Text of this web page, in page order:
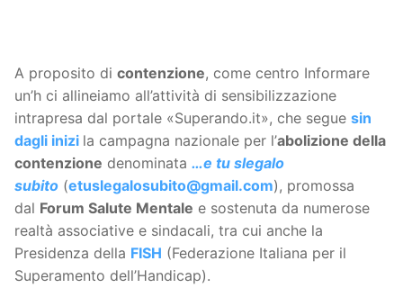
A proposito di contenzione, come centro Informare
un’h ci allineiamo all’attività di sensibilizzazione
intrapresa dal portale «Superando.it», che segue sin
dagli inizi la campagna nazionale per l’abolizione della
contenzione denominata …e tu slegalo
subito (etuslegalosubito@gmail.com), promossa
dal Forum Salute Mentale e sostenuta da numerose
realtà associative e sindacali, tra cui anche la
Presidenza della FISH (Federazione Italiana per il
Superamento dell’Handicap).